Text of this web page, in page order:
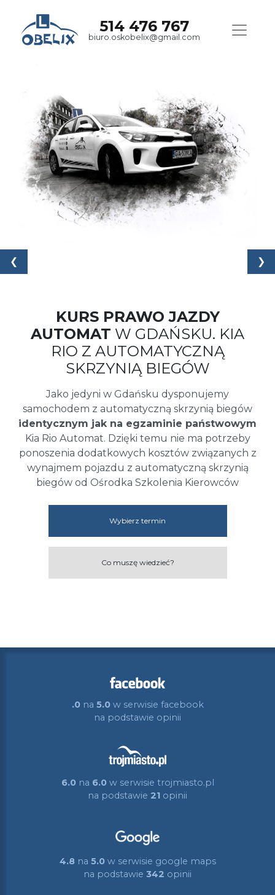
514 476 767
biuro.oskobelix@gmail.com
KURS PRAWO JAZDY
AUTOMAT W GDAŃSKU. KIA
RIO Z AUTOMATYCZNĄ
SKRZYNIĄ BIEGÓW
Jako jedyni w Gdańsku dysponujemy
samochodem z automatyczną skrzynią biegów
identycznym jak na egzaminie państwowym
Kia Rio Automat. Dzięki temu nie ma potrzeby
ponoszenia dodatkowych kosztów związanych z
wynajmem pojazdu z automatyczną skrzynią
biegów od Ośrodka Szkolenia Kierowców
Wybierz termin
Co muszę wiedzieć?
❮ ❯
.0na 5.0w serwisie facebook
na podstawie opinii
6.0na 6.0w serwisie trojmiasto.pl
na podstawie 21 opinii
4.8 na 5.0w serwisie google maps
na podstawie 342 opinii